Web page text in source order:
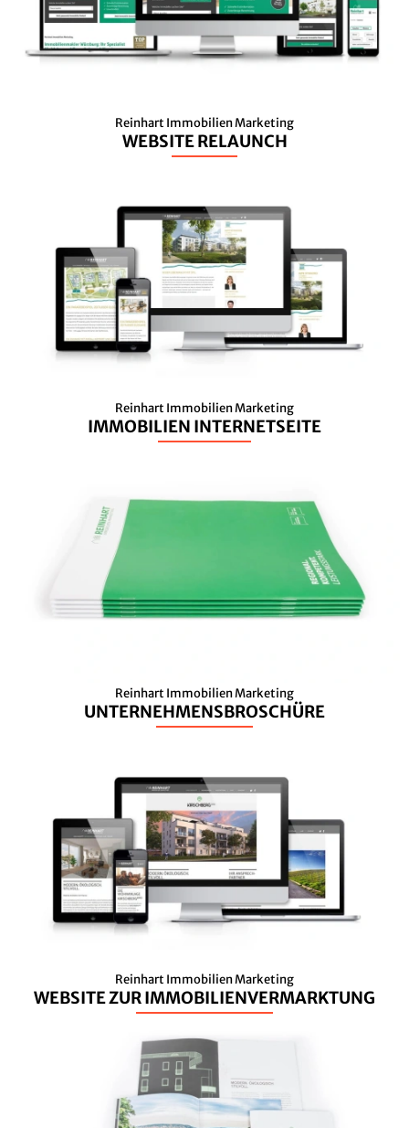
Reinhart Immobilien Marketing
WEBSITE RELAUNCH
Reinhart Immobilien Marketing
IMMOBILIEN INTERNETSEITE
Reinhart Immobilien Marketing
UNTERNEHMENSBROSCHÜRE
Reinhart Immobilien Marketing
WEBSITE ZUR IMMOBILIENVERMARKTUNG